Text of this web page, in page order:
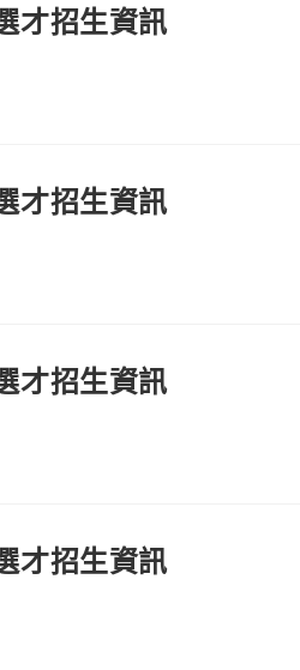
才招生資訊
才招生資訊
才招生資訊
才招生資訊